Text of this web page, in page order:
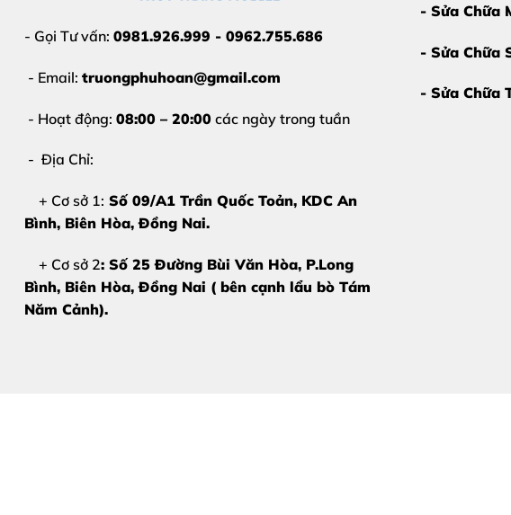
- Gọi Tư vấn: 0981.926.999 - 0962.755.686
- Email: truongphuhoan@gmail.com
- Hoạt động: 08:00 – 20:00 các ngày trong tuần
- Địa Chỉ:
+ Cơ sở 1: Số 09/A1 Trần Quốc Toản, KDC An
Bình, Biên Hòa, Đồng Nai.
+ Cơ sở 2: Số 25 Đường Bùi Văn Hòa, P.Long
Bình, Biên Hòa, Đồng Nai ( bên cạnh lẩu bò Tám
Năm Cảnh).
- Sửa Chữa
- Sửa Chữa
- Sửa Chữa